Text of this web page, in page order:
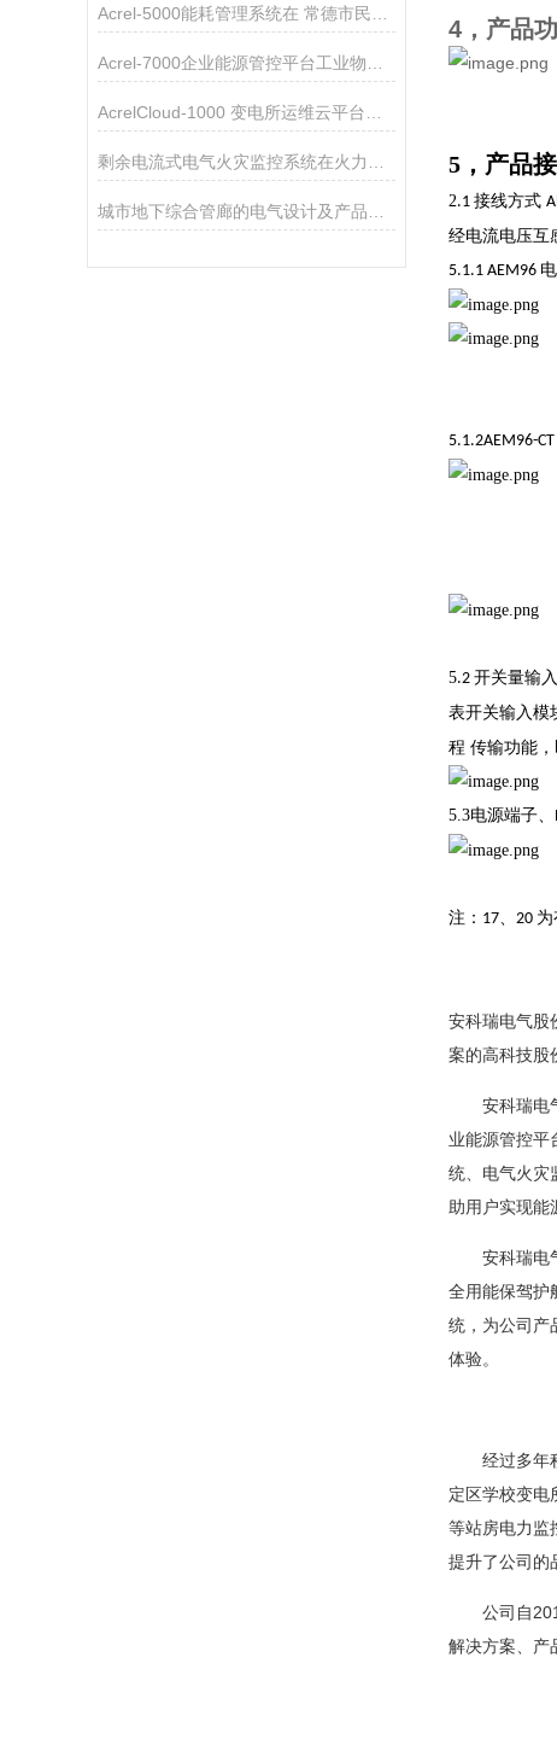
4，产品
5，产品
2.1 接线方式
经电流电压互
5.1.1 AEM96
5.1.2AEM96-CT
5.2 开关量输入
表开关输入模
程 传输功能，
5.3电源端子、
注： 17、 20 为
安科瑞电气股
案的高科技股
安科瑞电气
业能源管控平
统、电气火灾
助用户实现能
安科瑞电气
全用能保驾护
统，为公司产
体验。
经过多年积
定区学校变电
等站房电力监
提升了公司的
公司自2012
解决方案、产